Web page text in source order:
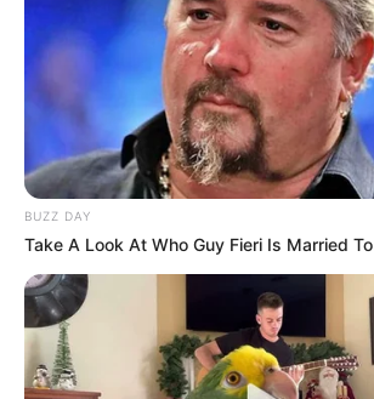
BUZZ DAY
Take A Look At Who Guy Fieri Is Married To